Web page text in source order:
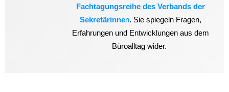
Fachtagungsreihe des Verbands der
Sekretärinnen. Sie spiegeln Fragen,
Erfahrungen und Entwicklungen aus dem
Büroalltag wider.